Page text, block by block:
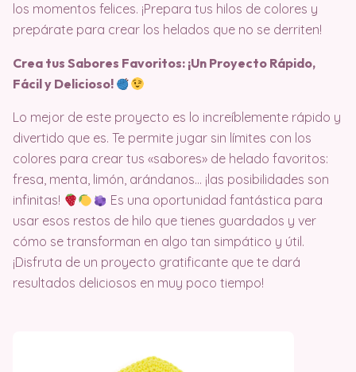
los momentos felices. ¡Prepara tus hilos de colores y
prepárate para crear los helados que no se derriten!
Crea tus Sabores Favoritos: ¡Un Proyecto Rápido,
Fácil y Delicioso!
Lo mejor de este proyecto es lo increíblemente rápido y
divertido que es. Te permite jugar sin límites con los
colores para crear tus «sabores» de helado favoritos:
fresa, menta, limón, arándanos… ¡las posibilidades son
infinitas!
Es una oportunidad fantástica para
usar esos restos de hilo que tienes guardados y ver
cómo se transforman en algo tan simpático y útil.
¡Disfruta de un proyecto gratificante que te dará
resultados deliciosos en muy poco tiempo!